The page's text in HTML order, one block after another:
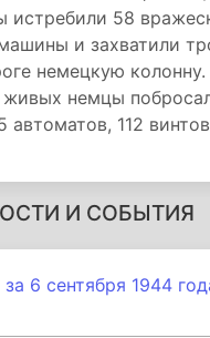
истребили 58
и захватили
немецкую
живых немцы
112
И СОБЫТИЯ
6 сентября 1944